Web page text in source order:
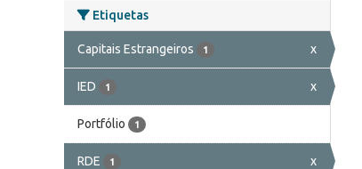
Etiquetas
Capitais Estrangeiros 1 x
IED 1 x
Portfólio 1
RDE 1 x